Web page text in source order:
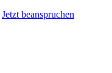
Jetzt beanspruchen